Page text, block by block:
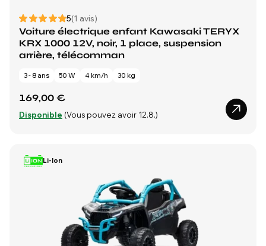
5(1 avis)
Voiture électrique enfant Kawasaki TERYX
KRX 1000 12V, noir, 1 place, suspension
arrière, télécomman
3 - 8 ans 50 W 4 km/h 30 kg
169,00 €
Disponible (Vous pouvez avoir 12.8.)
Li-Ion